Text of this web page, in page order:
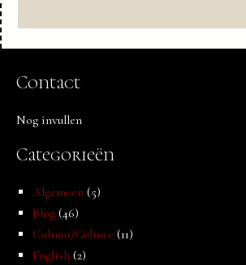
Contact
Nog invullen
Categorieën
Algemeen (5)
Blog (46)
Cultuur/Culture (11)
English (2)